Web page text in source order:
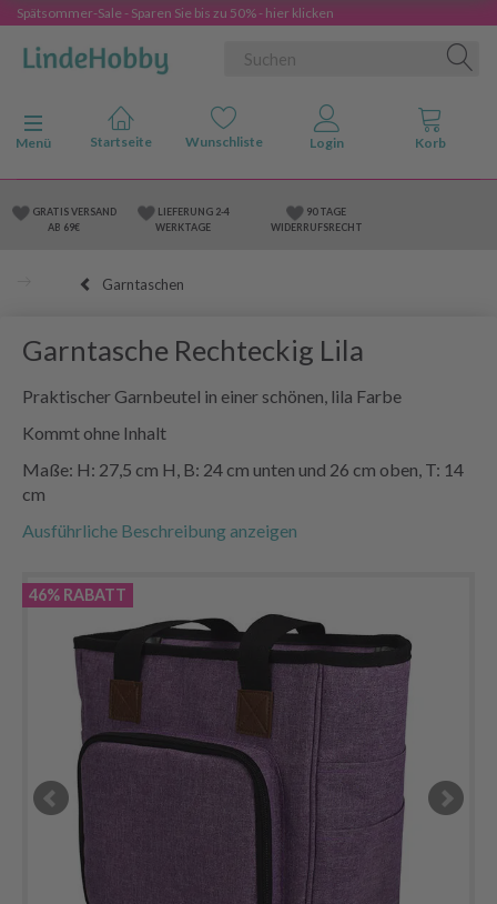
Spätsommer-Sale - Sparen Sie bis zu 50% - hier klicken
Anzeige ändern
Menü
GRATIS VERSAND
AB 69€
LIEFERUNG 2-4
WERKTAGE
90 TAGE
WIDERRUFSRECHT
Garntaschen
Garntasche Rechteckig Lila
Praktischer Garnbeutel in einer schönen, lila Farbe
Kommt ohne Inhalt
Maße: H: 27,5 cm H, B: 24 cm unten und 26 cm oben, T: 14
cm
Ausführliche Beschreibung anzeigen
46% RABATT